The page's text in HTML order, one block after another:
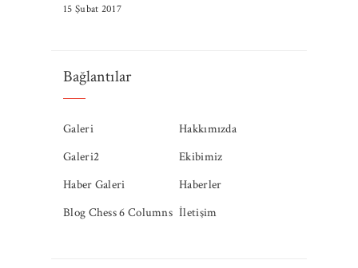
15 Şubat 2017
Bağlantılar
Galeri
Galeri2
Haber Galeri
Blog Chess 6 Columns
Hakkımızda
Ekibimiz
Haberler
İletişim